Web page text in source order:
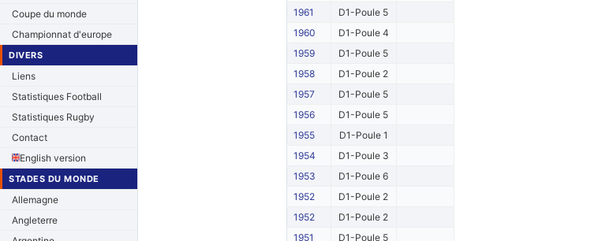
Coupe du monde
Championnat d'europe
DIVERS
Liens
Statistiques Football
Statistiques Rugby
Contact
English version
STADES DU MONDE
Allemagne
Angleterre
1961
D1-Poule 5
1960
D1-Poule 4
1959
D1-Poule 5
1958
D1-Poule 2
1957
D1-Poule 5
1956
D1-Poule 5
1955
D1-Poule 1
1954
D1-Poule 3
1953
D1-Poule 6
1952
D1-Poule 2
1952
D1-Poule 2
1951
D1-Poule 5